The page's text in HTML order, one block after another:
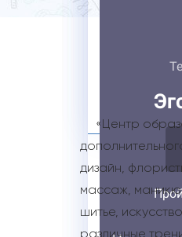
«Центр
дизайн,
массаж,
шитье,
различные